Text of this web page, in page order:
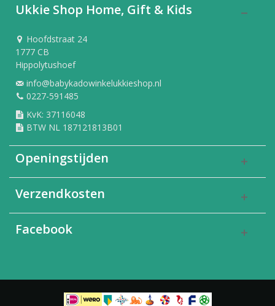
Ukkie Shop Home, Gift & Kids
Hoofdstraat 24
1777 CB
Hippolytushoef
info@babykadowinkelukkieshop.nl
0227-591485
KvK: 37116048
BTW NL 187121813B01
Openingstijden
Verzendkosten
Facebook